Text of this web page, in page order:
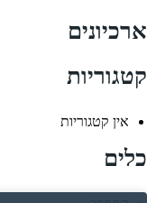
ארכיונים
קטגוריות
אין קטגוריות
כלים